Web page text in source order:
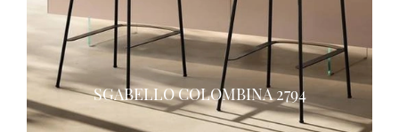
SGABELLO COLOMBINA 2794